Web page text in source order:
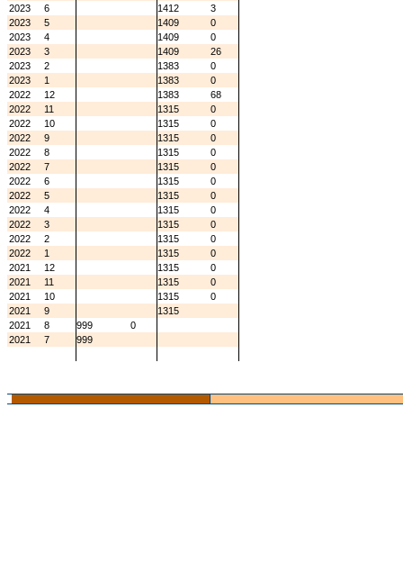
2023
6 1412
3
2023
5 1409
0
2023
4 1409
0
2023
3 1409
26
2023
2 1383
0
2023
1 1383
0
2022
12 1383
68
2022
11 1315
0
2022
10 1315
0
2022
9 1315
0
2022
8 1315
0
2022
7 1315
0
2022
6 1315
0
2022
5 1315
0
2022
4 1315
0
2022
3 1315
0
2022
2 1315
0
2022
1 1315
0
2021
12 1315
0
2021
11 1315
0
2021
10 1315
0
2021
9
1315
2021
8 999
0
2021
7 999